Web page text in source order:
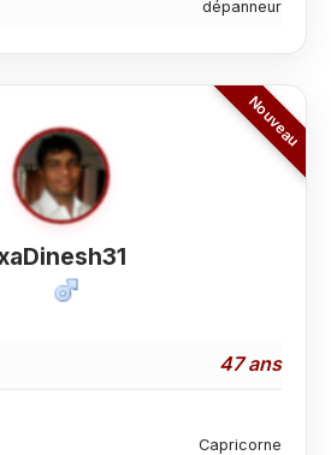
dépanneur
47 ans
Capricorne